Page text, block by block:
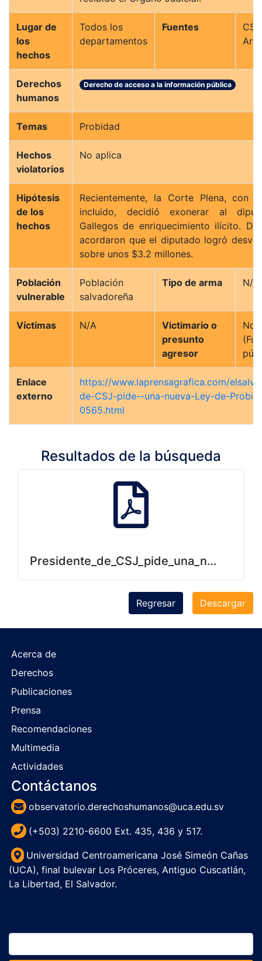
Lugar de
los
hechos
Todos los
departamentos
Fuentes
Derechos
humanos
Derecho de acceso a la información pública
Temas Probidad
Hechos
violatorios
No aplica
Hipótesis
de los
hechos
Recientemente, la Corte Plena, con
incluido, decidió exonerar al
Gallegos de enriquecimiento ilícito.
acordaron que el diputado logró
sobre unos $3.2 millones.
Población
vulnerable
Población
salvadoreña
Tipo de arma N/A
Víctimas N/A
Victimario o
presunto
agresor
No
Enlace
externo
https://www.laprensagrafica.com/
de-CSJ-pide--una-nueva-Ley-de-
0565.html
Resultados de la búsqueda
Descargar
Regresar
Acerca de
Derechos
Publicaciones
Prensa
Recomendaciones
Multimedia
Actividades
Contáctanos
observatorio.derechoshumanos@uca.edu.sv
(+503) 2210-6600 Ext. 435, 436 y 517.
Universidad Centroamericana José Simeón Cañas
(UCA), final bulevar Los Próceres, Antiguo Cuscatlán,
La Libertad, El Salvador.